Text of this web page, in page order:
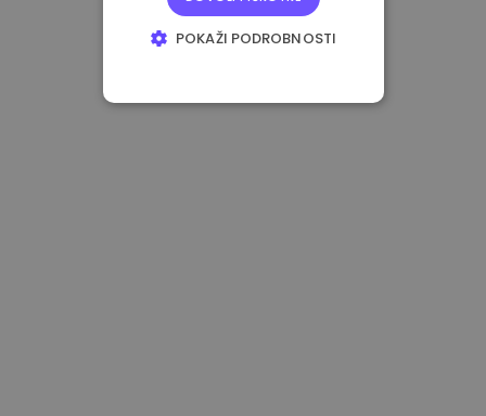
POKAŽI PODROBNOSTI